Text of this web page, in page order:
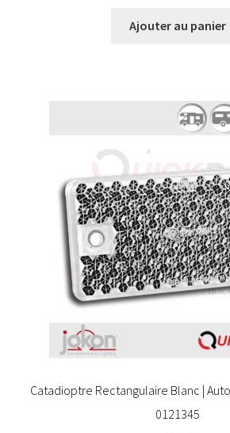
Ajouter au panier
Catadioptre Rectangulaire Blanc |
0121345